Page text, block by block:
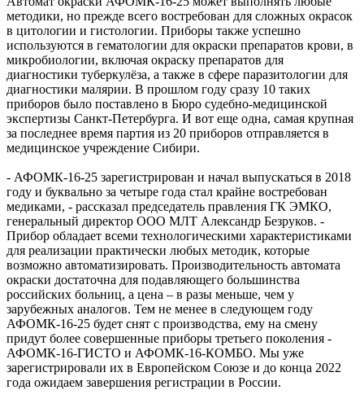
методики, но прежде всего востребован для сложных окрасок
в цитологии и гистологии. Приборы также успешно
используются в гематологии для окраски препаратов крови, в
микробиологии, включая окраску препаратов для
диагностики туберкулёза, а также в сфере паразитологии для
диагностики малярии. В прошлом году сразу 10 таких
приборов было поставлено в Бюро судебно-медицинской
экспертизы Санкт-Петербурга. И вот еще одна, самая крупная
за последнее время партия из 20 приборов отправляется в
медицинское учреждение Сибири.
- АФОМК-16-25 зарегистрирован и начал выпускаться в 2018
году и буквально за четыре года стал крайне востребован
медиками, - рассказал председатель правления ГК ЭМКО,
генеральный директор ООО МЛТ Александр Безруков. -
Прибор обладает всеми технологическими характеристиками
для реализации практически любых методик, которые
возможно автоматизировать. Производительность автомата
окраски достаточна для подавляющего большинства
российских больниц, а цена – в разы меньше, чем у
зарубежных аналогов. Тем не менее в следующем году
АФОМК-16-25 будет снят с производства, ему на смену
придут более совершенные приборы третьего поколения -
АФОМК-16-ГИСТО и АФОМК-16-КОМБО. Мы уже
зарегистрировали их в Европейском Союзе и до конца 2022
года ожидаем завершения регистрации в России.